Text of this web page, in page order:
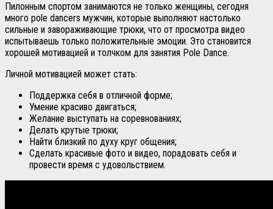
Пилонным спортом занимаются не только женщины, сегодня
много pole dancers мужчин, которые выполняют настолько
сильные и завораживающие трюки, что от просмотра видео
испытываешь только положительные эмоции. Это становится
хорошей мотивацией и толчком для занятия Pole Dance.
Личной мотивацией может стать:
Поддержка себя в отличной форме;
Умение красиво двигаться;
Желание выступать на соревнованиях;
Делать крутые трюки;
Найти близкий по духу круг общения;
Сделать красивые фото и видео, порадовать себя и
провести время с удовольствием.